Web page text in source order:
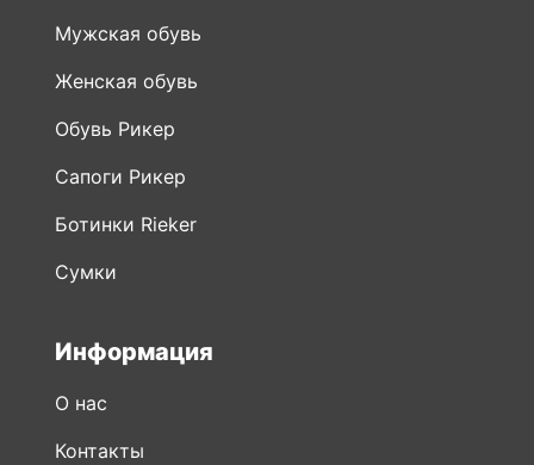
Мужская обувь
Женская обувь
Обувь Рикер
Сапоги Рикер
Ботинки Rieker
Сумки
Информация
О нас
Контакты